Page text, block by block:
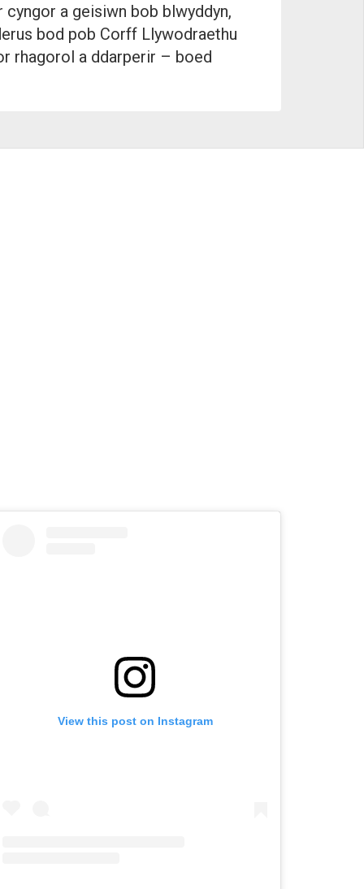
cyngor a geisiwn bob blwyddyn,
bod pob Corff Llywodraethu
rhagorol a ddarperir – boed
View this post on Instagram